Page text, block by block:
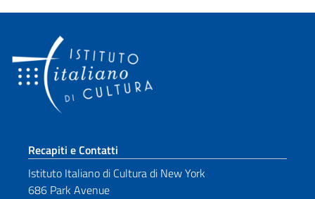
Sezione footer
Recapiti e Contatti
Istituto Italiano di Cultura di New York
686 Park Avenue